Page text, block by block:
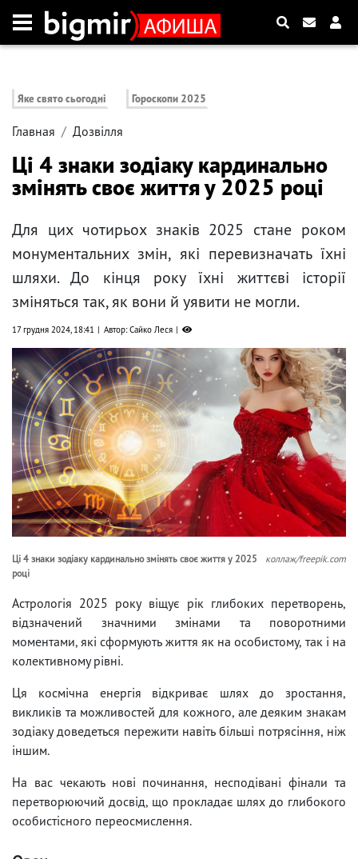
Яке свято сьогодні Гороскопи 2025
Главная Дозвілля
Ці 4 знаки зодіаку кардинально
змінять своє життя у 2025 році
Для цих чотирьох знаків 2025 стане роком
монументальних змін, які перевизначать їхні
шляхи. До кінця року їхні життєві історії
зміняться так, як вони й уявити не могли.
17 грудня 2024, 18:41 Автор: Сайко Леся
Ці 4 знаки зодіаку кардинально змінять своє життя у 2025
році
коллаж/freepik.com
Астрологія 2025 року віщує рік глибоких перетворень,
відзначений значними змінами та поворотними
моментами, які сформують життя як на особистому, так і на
колективному рівні.
Ця космічна енергія відкриває шлях до зростання,
викликів та можливостей для кожного, але деяким знакам
зодіаку доведеться пережити навіть більші потрясіння, ніж
іншим.
На вас чекають нові починання, несподівані фінали та
перетворюючий досвід, що прокладає шлях до глибокого
особистісного переосмислення.